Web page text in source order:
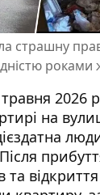
страшну
роками
2026
на
та